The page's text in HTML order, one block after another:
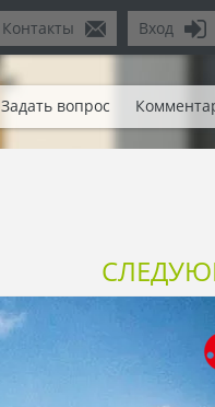
Вход
Контакты
Задать вопрос